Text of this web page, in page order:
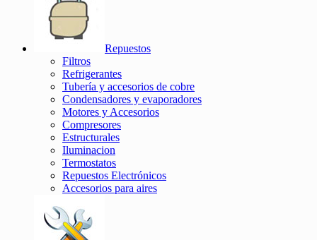
Repuestos
Filtros
Refrigerantes
Tubería y accesorios de cobre
Condensadores y evaporadores
Motores y Accesorios
Compresores
Estructurales
Iluminacion
Termostatos
Repuestos Electrónicos
Accesorios para aires